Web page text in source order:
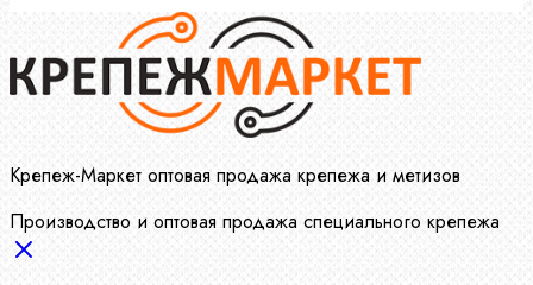
Крепеж-Маркет оптовая продажа крепежа и метизов
Производство и оптовая продажа специального крепежа